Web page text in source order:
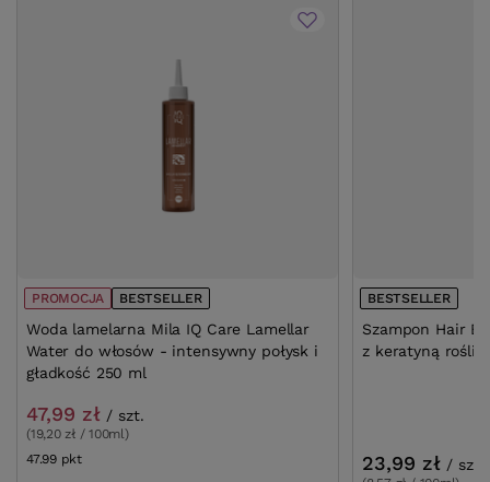
PROMOCJA BESTSELLER
Woda lamelarna Mila IQ Care Lamellar
Water do włosów - intensywny połysk i
gładkość 250 ml
47,99 zł / szt.
(19,20 zł / 100ml)
47.99 pktpunktów
BESTSELLER
Szampon Hair
z keratyną
23,99 zł / szt.